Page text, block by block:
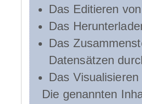
Das Editieren
Das
Das
Datensätzen
Das
Die genannten